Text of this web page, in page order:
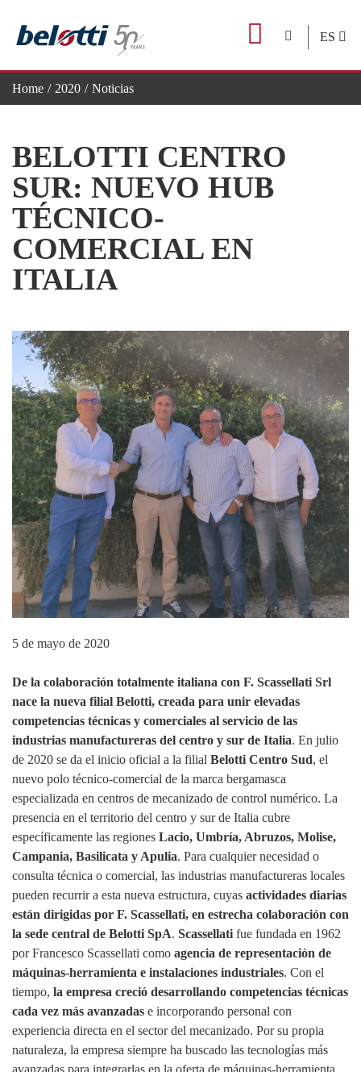
content
ES
Home 2020 Noticias
BELOTTI CENTRO
SUR: NUEVO HUB
TÉCNICO-
COMERCIAL EN
ITALIA
5 de mayo de 2020
De la colaboración totalmente italiana con F. Scassellati Srl
nace la nueva filial Belotti, creada para unir elevadas
competencias técnicas y comerciales al servicio de las
industrias manufactureras del centro y sur de Italia. En julio
de 2020 se da el inicio oficial a la filial Belotti Centro Sud, el
nuevo polo técnico‑comercial de la marca bergamasca
especializada en centros de mecanizado de control numérico. La
presencia en el territorio del centro y sur de Italia cubre
específicamente las regiones Lacio, Umbría, Abruzos, Molise,
Campania, Basilicata y Apulia. Para cualquier necesidad o
consulta técnica o comercial, las industrias manufactureras locales
pueden recurrir a esta nueva estructura, cuyas actividades diarias
están dirigidas por F. Scassellati, en estrecha colaboración con
la sede central de Belotti SpA. Scassellati fue fundada en 1962
por Francesco Scassellati como agencia de representación de
máquinas‑herramienta e instalaciones industriales. Con el
tiempo, la empresa creció desarrollando competencias técnicas
cada vez más avanzadas e incorporando personal con
experiencia directa en el sector del mecanizado. Por su propia
naturaleza, la empresa siempre ha buscado las tecnologías más
avanzadas para integrarlas en la oferta de máquinas‑herramienta